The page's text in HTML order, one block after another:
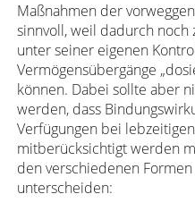
Maßnahmen der
sinnvoll, weil dadurch noch
unter seiner eigenen
Vermögensübergänge
können. Dabei sollte aber
werden, dass
Verfügungen bei
mitberücksichtigt werden
den verschiedenen
unterscheiden: